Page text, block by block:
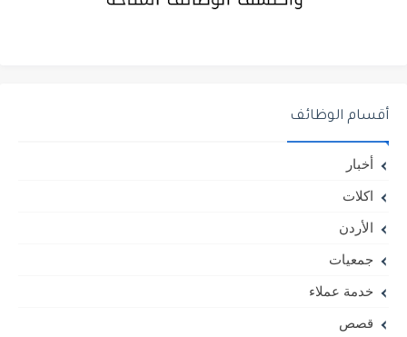
أقسام الوظائف
أخبار
اكلات
الأردن
جمعيات
خدمة عملاء
قصص